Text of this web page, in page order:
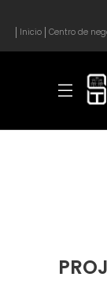
Inicio Centro de